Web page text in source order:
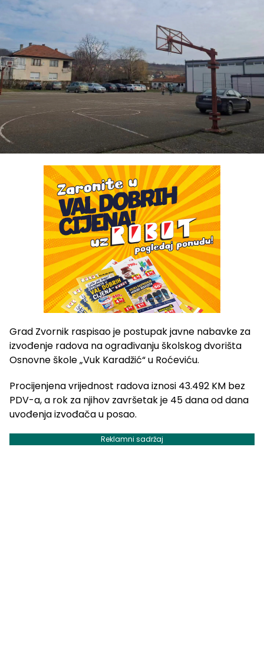
Grad Zvornik raspisao je postupak javne nabavke za
izvođenje radova na ograđivanju školskog dvorišta
Osnovne škole „Vuk Karadžić“ u Roćeviću.
Procijenjena vrijednost radova iznosi 43.492 KM bez
PDV-a, a rok za njihov završetak je 45 dana od dana
uvođenja izvođača u posao.
Reklamni sadržaj